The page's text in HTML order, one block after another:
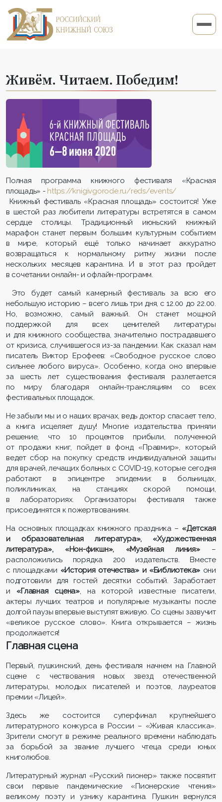
Живём. Читаем. Победим!
Полная программа книжного фестиваля «Красная
площадь» - https://knigivgorode.ru/reds/events/
Книжный фестиваль «Красная площадь» состоится! Уже
в шестой раз любители литературы встретятся в самом
сердце столицы. Традиционный июньский книжный
марафон станет первым большим культурным событием
в мире, который ещё только начинает аккуратно
возвращаться к нормальному ритму жизни после
нескольких месяцев карантина. И в этот раз пройдет
в сочетании онлайн- и офлайн-программ.
Это будет самый камерный фестиваль за всю его
небольшую историю – всего лишь три дня, с 12.00 до 22.00.
Но, возможно, самый важный. Он станет мощной
поддержкой для всех ценителей литературы
и для книжного сообщества, значительно пострадавшего
от кризиса, случившегося из-за пандемии. Как сказал нам
писатель Виктор Ерофеев: «Свободное русское слово
сильнее любого вируса». Особенно, когда оно впервые
за шесть лет существования фестиваля разлетается
по миру благодаря онлайн-трансляциям со всех
фестивальных площадок.
Не забыли мы и о наших врачах, ведь доктор спасает тело,
а книга исцеляет душу! Многие издательства приняли
решение, что 10 процентов прибыли, полученной
от продажи книг, пойдет в фонд «Правмир», который
ведет сбор на покупку средств индивидуальной защиты
для врачей, лечащих больных с COVID-19, которые сегодня
работают в эпицентре эпидемии: в больницах,
поликлиниках, на станциях скорой помощи,
в лабораториях. Организаторы фестиваля также
присоединятся к пожертвованиям.
На основных площадках книжного праздника – «Детская
и образовательная литература», «Художественная
литература», «Нон-фикшн», «Музейная линия»–
расположились порядка 200 издательств. Вместе
с площадками «История отечества» и «Библиотека» они
подготовили для гостей десятки событий. Заработает
и «Главная сцена», на которой известные писатели,
актеры лучших театров и популярные музыканты после
долгой паузы впервые выступят вживую. Со сцены зазвучит
«великое русское слово». Книга открывается – жизнь
продолжается!
Главная сцена
Первый, пушкинский, день фестиваля начнем на Главной
сцене с чествования новых звезд отечественной
литературы, молодых писателей и поэтов, лауреатов
премии «Лицей».
Здесь же состоится суперфинал крупнейшего
литературного конкурса в России – «Живая классика».
Зрители смогут в режиме реального времени наблюдать
за борьбой за звание лучшего чтеца среди юных
книголюбов.
Литературный журнал «Русский пионер» также посвятит
свои первые пандемические «Пионерские чтения»
великому поэту и узнику карантина. Пушкин вернулся